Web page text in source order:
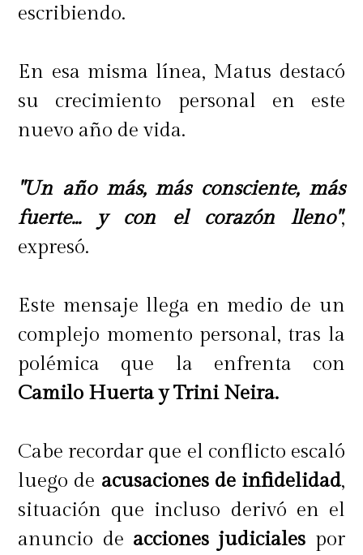
escribiendo.
En esa misma línea, Matus destacó
su crecimiento personal en este
nuevo año de vida.
"Un año más, más consciente, más
fuerte... y con el corazón lleno",
expresó.
Este mensaje llega en medio de un
complejo momento personal, tras la
polémica que la enfrenta con
Camilo Huerta y Trini Neira.
Cabe recordar que el conflicto escaló
luego de acusaciones de infidelidad,
situación que incluso derivó en el
anuncio de acciones judiciales por